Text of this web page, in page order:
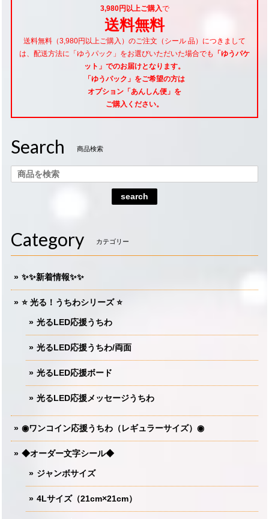
3,980円以上ご購入で
送料無料
送料無料（3,980円以上ご購入）のご注文（シール 品）につきまして
は、配送方法に「ゆうパック」をお選びいただいた場合でも
「ゆうパケ
ット」でのお届けとなります。
「ゆうパック」をご希望の方は
オプション「あんしん便」 を
ご購入ください。
Search 商品検索
search
Category カテゴリー
✨✨新着情報✨✨
⭐️ 光る！うちわシリーズ ⭐️
光るLED応援うちわ
光るLED応援うちわ/両面
光るLED応援ボード
光るLED応援メッセージうちわ
◉ワンコイン応援うちわ（レギュラーサイズ）◉
◆オーダー文字シール◆
ジャンボサイズ
4Lサイズ（21cm×21cm）